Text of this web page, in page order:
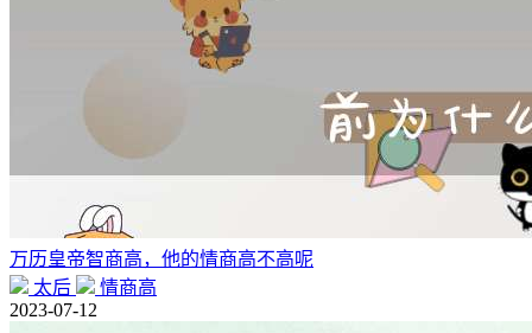
万历皇帝智商高，他的情商高不高呢
太后
情商高
2023-07-12